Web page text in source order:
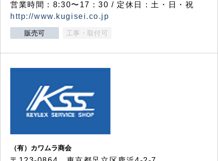
営業時間：8:30〜17：30 / 定休日：土・日・祝
http://www.kugisei.co.jp
販売可 工事・取付可
（有）カワムラ商会